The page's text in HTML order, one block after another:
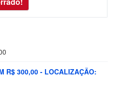
R$ 300,00 - LOCALIZAÇÃO: